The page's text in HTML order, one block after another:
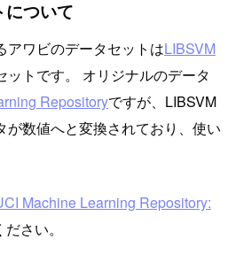
について
アワビのデータセットはLIBSVM
ットです。 オリジナルのデータ
Repositoryですが、LIBSVM
が数値へと変換されており、使い
Machine Learning Repository:
さい。